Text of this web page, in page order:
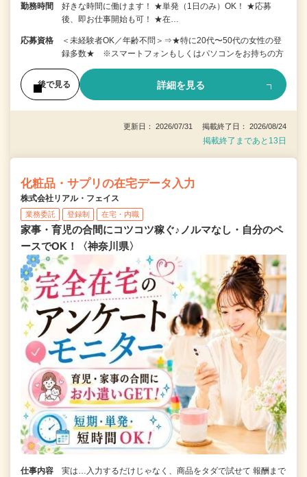
勤務時間
好きな時間に働けます！ ★単発（1日のみ）OK！ ★応募
後、即お仕事開始も可！ ★在…
応募資格
＜未経験者OK／年齢不問＞⇒★特に20代〜50代の女性の登
録多数★ ※スマートフォンもしくはパソコンをお持ちの方
後で見る 詳細を見る
更新日： 2026/07/31 掲載終了日： 2026/08/24
掲載終了まであと13日
化粧品・サプリの在宅データ入力
株式会社リアル・フェイス
業務委託 登録制 在宅・内職
家事・育児の合間にコツコツ稼ぐ♪ノルマなし・自分のペ
ースでOK！〈神奈川県〉
仕事内容
実は…入力するだけじゃなく、商品をタダで試せて 報酬まで